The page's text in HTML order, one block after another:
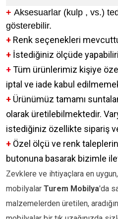
+ Aksesuarlar (kulp , vs.)
gösterebilir.
+ Renk seçenekleri
+ İstediğiniz ölçüde
+Tüm ürünlerimiz kişiye
iptal ve iade kabul
+ Ürünümüz tamamı
olarak üretilebilmektedir.
istediğiniz özellikte sipariş
+ Özel ölçü ve renk
butonuna basarak bizimle
Zevklere ve ihtiyaçlara en
mobilyalar Turem Mobilya'da
malzemelerden üretilen,